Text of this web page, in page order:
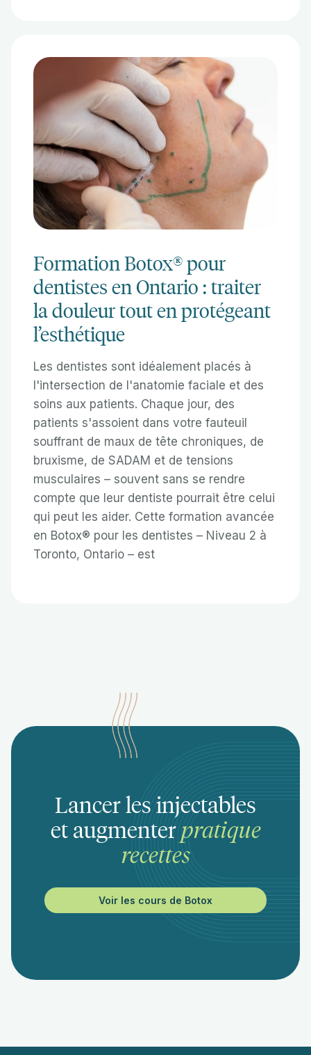
Formation Botox® pour
dentistes en Ontario : traiter
la douleur tout en protégeant
l’esthétique
Les dentistes sont idéalement placés à
l'intersection de l'anatomie faciale et des
soins aux patients. Chaque jour, des
patients s'assoient dans votre fauteuil
souffrant de maux de tête chroniques, de
bruxisme, de SADAM et de tensions
musculaires – souvent sans se rendre
compte que leur dentiste pourrait être celui
qui peut les aider. Cette formation avancée
en Botox® pour les dentistes – Niveau 2 à
Toronto, Ontario – est
Lancer les injectables
et augmenterpratique
recettes
Voir les cours de Botox